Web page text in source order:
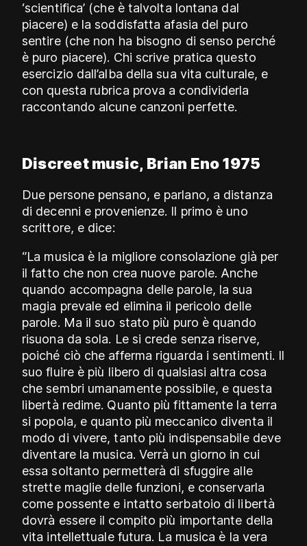
‘scientifica’ (che è talvolta lontana dal
piacere) e la soddisfatta afasia del puro
sentire (che non ha bisogno di senso perché
è puro piacere). Chi scrive pratica questo
esercizio dall’alba della sua vita culturale, e
con questa rubrica prova a condividerla
raccontando alcune canzoni perfette.
Discreet music, Brian Eno 1975
Due persone pensano, e parlano, a distanza
di decenni e provenienze. Il primo è uno
scrittore, e dice:
‘’La musica è la migliore consolazione già per
il fatto che non crea nuove parole. Anche
quando accompagna delle parole, la sua
magia prevale ed elimina il pericolo delle
parole. Ma il suo stato più puro è quando
risuona da sola. Le si crede senza riserve,
poiché ciò che afferma riguarda i sentimenti. Il
suo fluire è più libero di qualsiasi altra cosa
che sembri umanamente possibile, e questa
libertà redime. Quanto più fittamente la terra
si popola, e quanto più meccanico diventa il
modo di vivere, tanto più indispensabile deve
diventare la musica. Verrà un giorno in cui
essa soltanto permetterà di sfuggire alle
strette maglie delle funzioni, e conservarla
come possente e intatto serbatoio di libertà
dovrà essere il compito più importante della
vita intellettuale futura. La musica è la vera